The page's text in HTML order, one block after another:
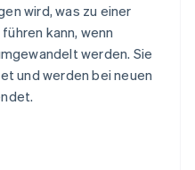
wird, was zu einer
kann, wenn
werden. Sie
und werden bei neuen